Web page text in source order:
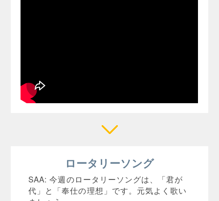
ロータリーソング
SAA: 今週のロータリーソングは、「君が
代」と「奉仕の理想」です。元気よく歌い